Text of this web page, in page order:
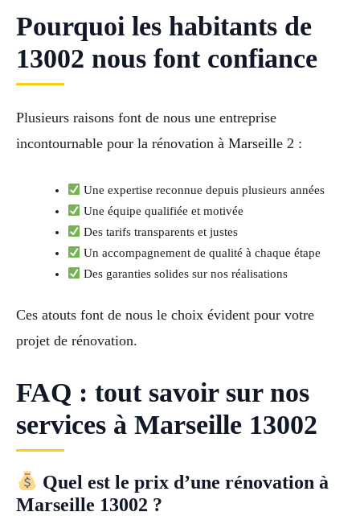
Pourquoi les habitants de
13002 nous font confiance
Plusieurs raisons font de nous une entreprise
incontournable pour la rénovation à Marseille 2 :
Une expertise reconnue depuis plusieurs années
Une équipe qualifiée et motivée
Des tarifs transparents et justes
Un accompagnement de qualité à chaque étape
Des garanties solides sur nos réalisations
Ces atouts font de nous le choix évident pour votre
projet de rénovation.
FAQ : tout savoir sur nos
services à Marseille 13002
Quel est le prix d’une rénovation à
Marseille 13002 ?